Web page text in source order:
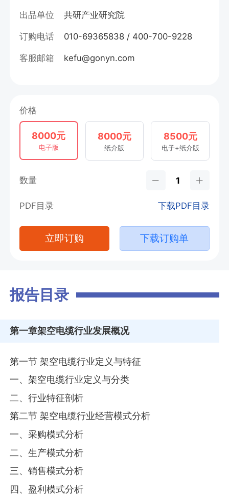
出品单位 共研产业研究院
订购电话 010-69365838 / 400-700-9228
客服邮箱 kefu@gonyn.com
价格
8000元
电子版
8000元
纸介版
8500元
电子+纸介版
数量
PDF目录 下载PDF目录
立即订购 下载订购单
报告目录
第一章架空电缆行业发展概况
第一节 架空电缆行业定义与特征
一、架空电缆行业定义与分类
二、行业特征剖析
第二节 架空电缆行业经营模式分析
一、采购模式分析
二、生产模式分析
三、销售模式分析
四、盈利模式分析